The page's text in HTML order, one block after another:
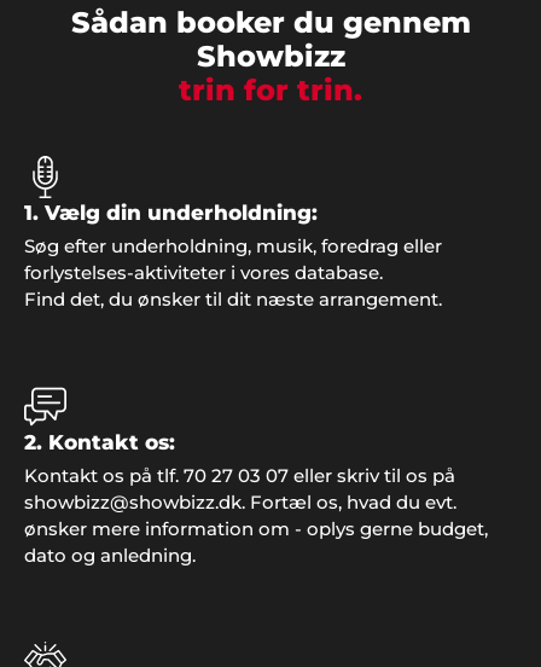
god inspiration og dialog gennem hele processen".
Søren og Henning
"Lidt af et vovestykke vi kastede os ud i, da vi
sagde ja til at arrangere årets julefrokost i klubben.
MEN, så fandt vi på at kontakte Showbizz Danmark
som nærmest klarede det hele og leverede både
musik og underholdning. Super fedt. Tak for det".
Caroline K. Mortensen
Sådan booker du gennem
Showbizz
trin for trin.
1. Vælg din underholdning:
Søg efter underholdning, musik, foredrag eller
forlystelses-aktiviteter i vores database.
Find det, du ønsker til dit næste arrangement.
2. Kontakt os:
Kontakt os på tlf. 70 27 03 07 eller skriv til os på
showbizz@showbizz.dk. Fortæl os, hvad du evt.
ønsker mere information om - oplys gerne budget,
dato og anledning.